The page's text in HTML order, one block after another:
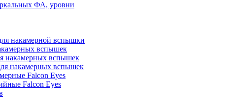
ФА, уровни
накамерной вспышки
вспышек
накамерных вспышек
накамерных вспышек
Falcon Eyes
Falcon Eyes